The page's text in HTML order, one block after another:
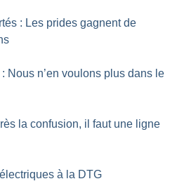
: Les prides gagnent de
Nous n’en voulons plus dans le
la confusion, il faut une ligne
à la DTG